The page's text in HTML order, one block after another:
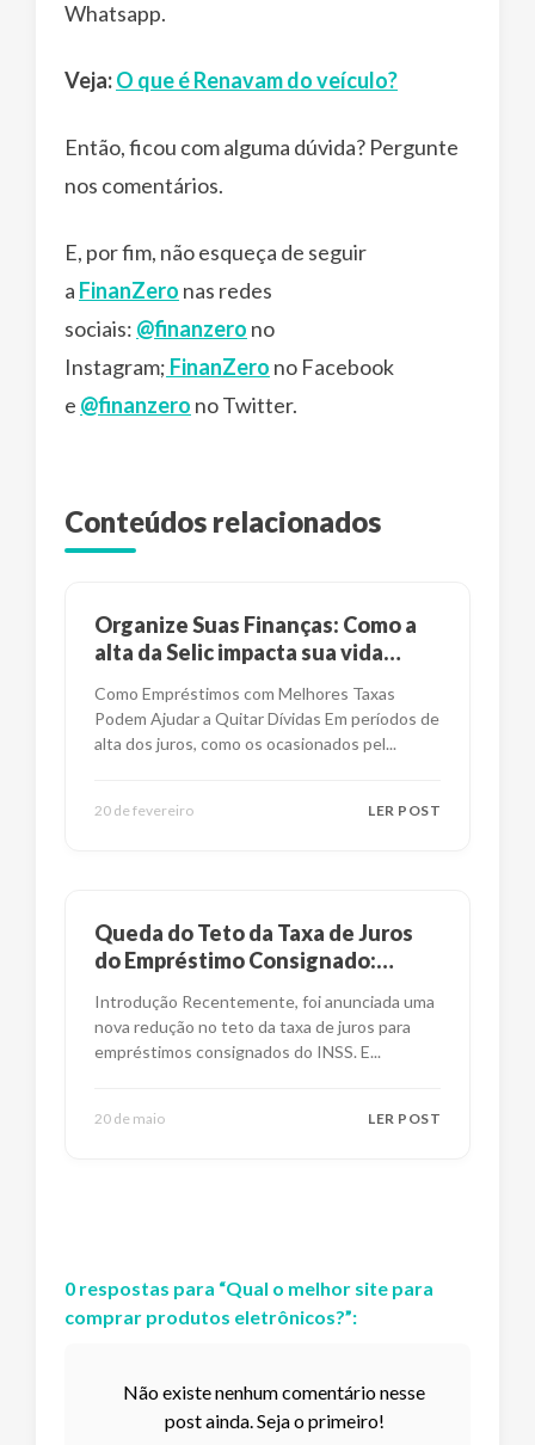
Whatsapp.
Veja:O que é Renavam do veículo?
Então, ficou com alguma dúvida? Pergunte
nos comentários.
E, por fim, não esqueça de seguir
a FinanZero nas redes
sociais: @finanzero no
Instagram; FinanZero no Facebook
e @finanzero no Twitter.
Conteúdos relacionados
Organize Suas Finanças: Como a
alta da Selic impacta sua vida
Como Empréstimos com Melhores Taxas
Podem Ajudar a Quitar Dívidas Em períodos de
alta dos juros, como os ocasionados pel...
20 de fevereiro LER POST
Queda do Teto da Taxa de Juros
do Empréstimo Consignado:
Introdução Recentemente, foi anunciada uma
nova redução no teto da taxa de juros para
empréstimos consignados do INSS. E...
20 de maio LER POST
0 respostas para “Qual o melhor site para
comprar produtos eletrônicos?”:
Não existe nenhum comentário nesse
post ainda. Seja o primeiro!